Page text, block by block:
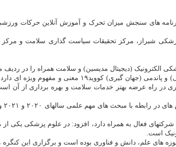
های سنجش میزان تحرک و آموزش آنلاین حرکات
شیراز، مرکز تحقیقات سیاست گذاری سلامت و مرکز
الکترونیک (دیجیتال مدیسین) و سلامت همراه را در
فرید نجفی، با اشاره به اینکه سال جاری برگزاری این
در راه عرضه بهتر خدمات سلامت و بهره برداری از آن
فعال به همراه دارد، افزود: در علوم پزشکی یکی
است.
های علم، دانش و فناوری بوده است و برگزاری این